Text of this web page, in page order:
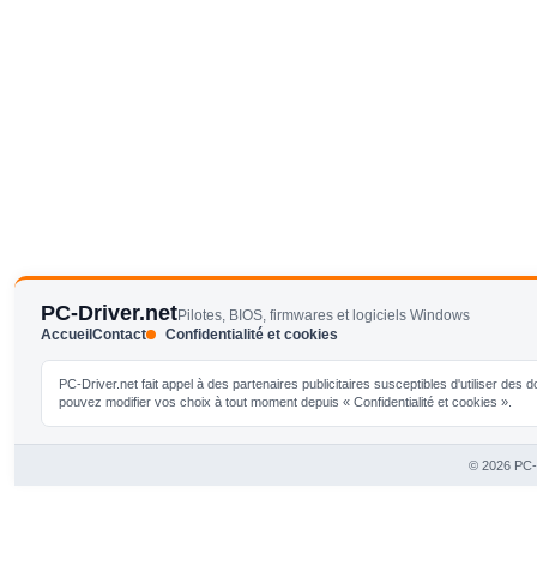
PC-Driver.netPilotes, BIOS, firmwares et logiciels Windows
AccueilContact Confidentialité et cookies
PC-Driver.net fait appel à des partenaires publicitaires susceptibles d'utiliser
pouvez modifier vos choix à tout moment depuis « Confidentialité et cookies ».
© 2026